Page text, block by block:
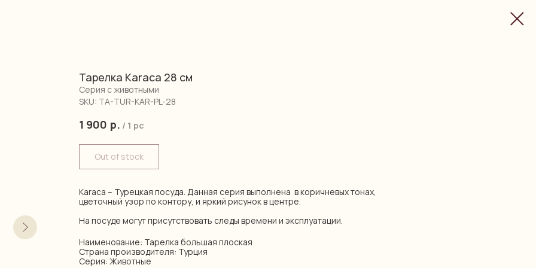
Тарелка Karaca 28 см
Серия с животными
SKU: TA-TUR-KAR-PL-28
1 900 р. / 1 pc
Out of stock
Karaca – Турецкая посуда. Данная серия выполнена в коричневых тонах,
цветочный узор по контору, и яркий рисунок в центре.
На посуде могут присутствовать следы времени и эксплуатации.
Наименование: Тарелка большая плоская
Страна производителя: Турция
Серия: Животные